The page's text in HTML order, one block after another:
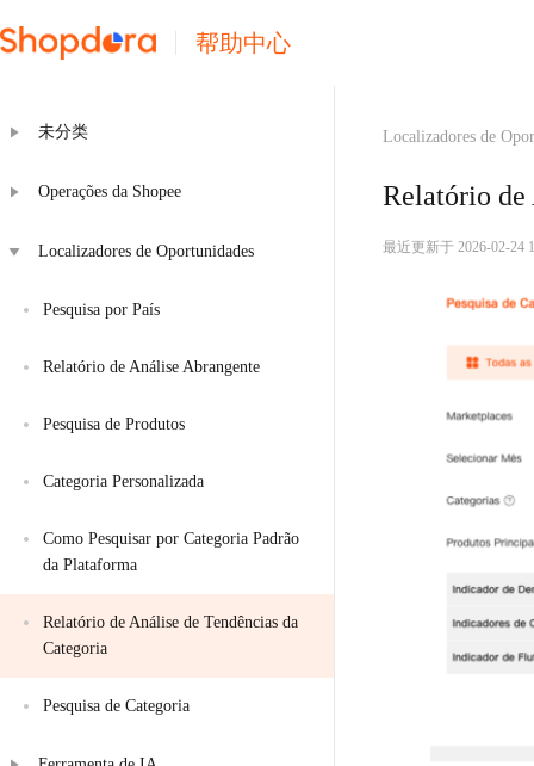
帮助中心
未分类
Operações da Shopee
Localizadores de Oportunidades
Pesquisa por País
Relatório de Análise Abrangente
Pesquisa de Produtos
Categoria Personalizada
Como Pesquisar por Categoria Padrão
da Plataforma
Relatório de Análise de Tendências da
Categoria
Pesquisa de Categoria
Localizadores de
Relatório de
最近更新于 2026-02-24